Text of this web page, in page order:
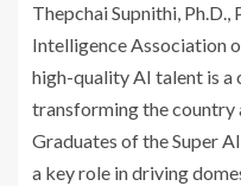
Thepchai Supnithi,
Intelligence Association
high-quality AI talent is
transforming the country
Graduates of the Super
a key role in driving